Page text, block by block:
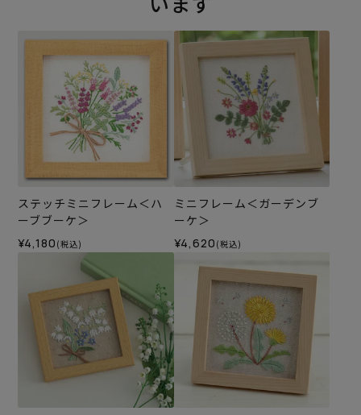
ステッチミニフレーム＜ハ
ーブブーケ＞
¥4,180 (税込)
ミニフレーム＜ガーデンブ
ーケ＞
¥4,620 (税込)